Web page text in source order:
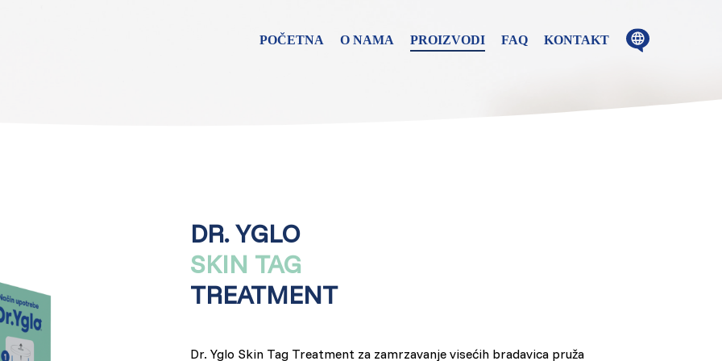
POČETNA O NAMA PROIZVODI FAQ KONTAKT
Open
menu
DR. YGLO
SKIN TAG
TREATMENT
Dr. Yglo Skin Tag Treatment za zamrzavanje visećih bradavica pruža
menu
Find your solution in these
POČETNA
Bosnia (Bosnian)
Estonia (Estonian)